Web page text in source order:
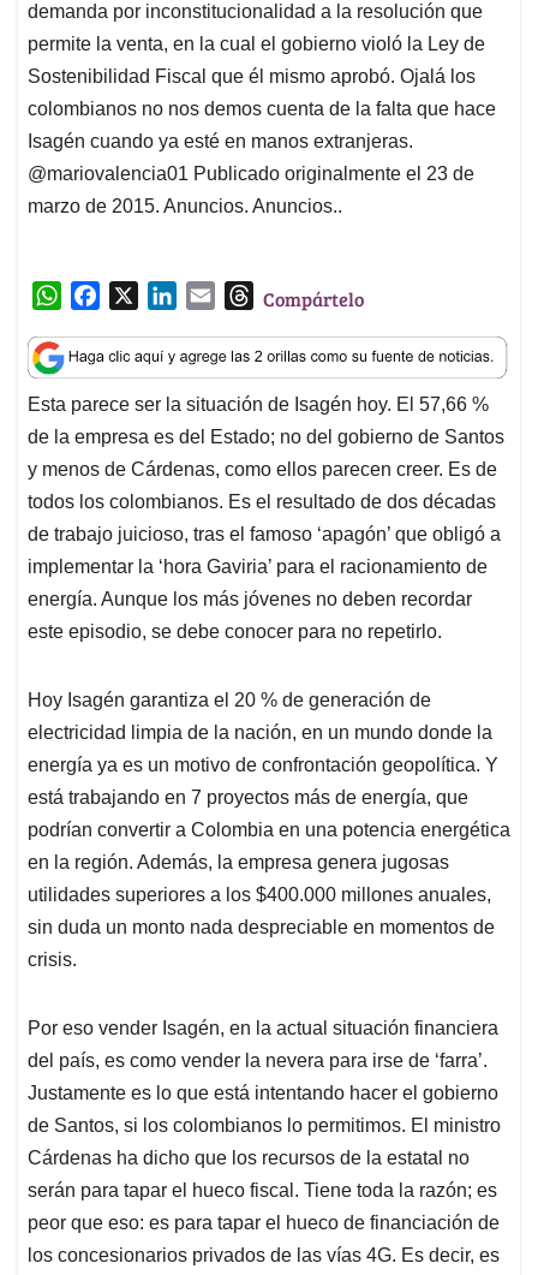
demanda por inconstitucionalidad a la resolución que
permite la venta, en la cual el gobierno violó la Ley de
Sostenibilidad Fiscal que él mismo aprobó. Ojalá los
colombianos no nos demos cuenta de la falta que hace
Isagén cuando ya esté en manos extranjeras.
@mariovalencia01 Publicado originalmente el 23 de
marzo de 2015. Anuncios. Anuncios..
W
a
t
s
A
p
p
c
e
b
o
o
k
n
k
e
d
I
n
a
i
l
T
r
e
a
d
s
Compártelo
Esta parece ser la situación de Isagén hoy. El 57,66 %
de la empresa es del Estado; no del gobierno de Santos
y menos de Cárdenas, como ellos parecen creer. Es de
todos los colombianos. Es el resultado de dos décadas
de trabajo juicioso, tras el famoso ‘apagón’ que obligó a
implementar la ‘hora Gaviria’ para el racionamiento de
energía. Aunque los más jóvenes no deben recordar
este episodio, se debe conocer para no repetirlo.
Hoy Isagén garantiza el 20 % de generación de
electricidad limpia de la nación, en un mundo donde la
energía ya es un motivo de confrontación geopolítica. Y
está trabajando en 7 proyectos más de energía, que
podrían convertir a Colombia en una potencia energética
en la región. Además, la empresa genera jugosas
utilidades superiores a los $400.000 millones anuales,
sin duda un monto nada despreciable en momentos de
crisis.
Por eso vender Isagén, en la actual situación financiera
del país, es como vender la nevera para irse de ‘farra’.
Justamente es lo que está intentando hacer el gobierno
de Santos, si los colombianos lo permitimos. El ministro
Cárdenas ha dicho que los recursos de la estatal no
serán para tapar el hueco fiscal. Tiene toda la razón; es
peor que eso: es para tapar el hueco de financiación de
los concesionarios privados de las vías 4G. Es decir, es